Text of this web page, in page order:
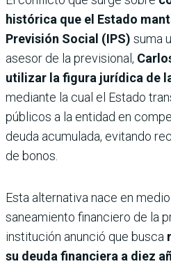
histórica que el Estado
Previsión Social (IPS) suma
asesor de la previsional,
utilizar la figura jurídica de
mediante la cual el Estado
públicos a la entidad en
deuda acumulada, evitando
de bonos.
Esta alternativa nace en
saneamiento financiero de la
institución anunció que busca
su deuda financiera a diez